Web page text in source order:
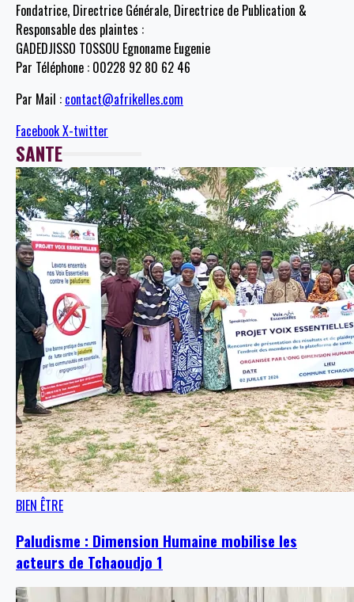
Fondatrice, Directrice Générale, Directrice de Publication &
Responsable des plaintes :
GADEDJISSO TOSSOU Egnoname Eugenie
Par Téléphone : 00228 92 80 62 46
Par Mail : contact@afrikelles.com
FacebookX-twitter
SANTE
BIEN ÊTRE
Paludisme : Dimension Humaine mobilise les
acteurs de Tchaoudjo 1